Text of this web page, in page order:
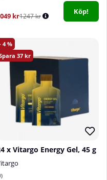
kr1247 kr
Köp!
4
37
x Vitargo Energy Gel, 45 g